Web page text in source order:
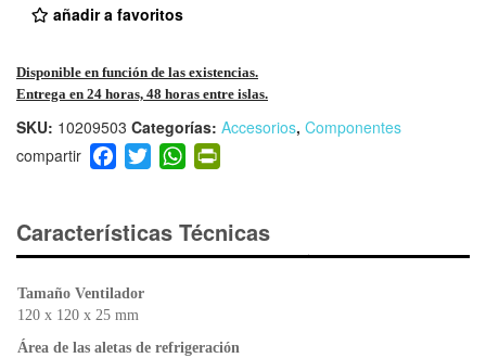
añadir a favoritos
Disponible en función de las existencias.
Entrega en 24 horas, 48 horas entre islas.
SKU: 10209503 Categorías: Accesorios, Componentes
F
a
e
b
o
o
k
T
wi
er
W
h
s
A
ri
e
y
Características Técnicas
Tamaño Ventilador
120 x 120 x 25 mm
Área de las aletas de refrigeración